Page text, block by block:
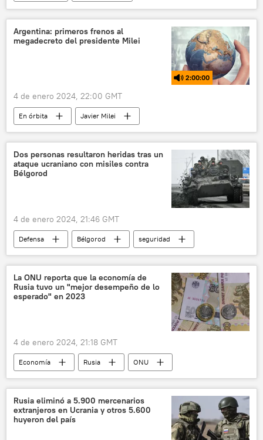
🛡️ Zonas de conflicto
Ucrania
📰 Operación rusa de desmilitarización y desnazificación de Ucrania
Krasnodar
Crimea
Argentina: primeros frenos al
megadecreto del presidente Milei
2:00:00
4 de enero 2024, 22:00 GMT
En órbita
Javier Milei
Confederación General del Trabajo (CGT)
Argentina
TLCAN
Tratado de Libre Comercio (TLC)
Dos personas resultaron heridas tras un
ataque ucraniano con misiles contra
Bélgorod
4 de enero 2024, 21:46 GMT
Defensa Bélgorod
seguridad
🛡️ Zonas de conflicto
📰 Operación rusa de desmilitarización y desnazificación de Ucrania
Ucrania
Rusia
La ONU reporta que la economía de
Rusia tuvo un "mejor desempeño de lo
esperado" en 2023
4 de enero 2024, 21:18 GMT
Economía Rusia
ONU
📰 Consecuencias económicas de las sanciones occidentales contra Rusia
📈 Mercados y finanzas
Vladímir Putin
inflación
Eurasia
Rusia eliminó a 5.900 mercenarios
extranjeros en Ucrania y otros 5.600
huyeron del país